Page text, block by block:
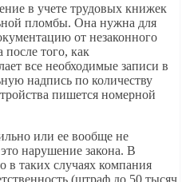
в учете трудовых книжек
пломбы. Она нужна для
от незаконного
после того, как
все необходимые записи в
надпись по количеству
пишется номерной
или ее вообще не
нарушение закона. В
в таких случаях компания
(штраф до 50 тысяч